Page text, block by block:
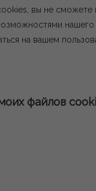
вы не сможете
на вашем
файлов